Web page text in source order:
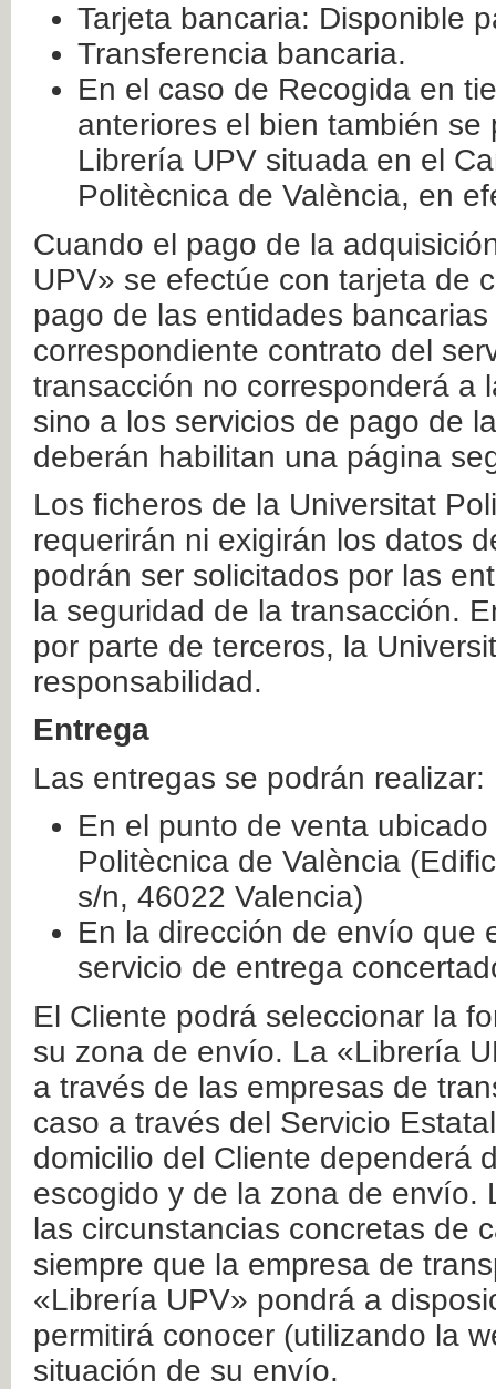
Tarjeta bancaria: Disponible
Transferencia bancaria.
En el caso de Recogida en
anteriores el bien también
Librería UPV situada en el
Politècnica de València, en
Cuando el pago de la
UPV» se efectúe con tarjeta de
pago de las entidades
correspondiente contrato del
transacción no corresponderá a
sino a los servicios de pago de
deberán habilitan una página
Los ficheros de la Universitat
requerirán ni exigirán los datos
podrán ser solicitados por las
la seguridad de la transacción.
por parte de terceros, la
responsabilidad.
Entrega
Las entregas se podrán realizar:
En el punto de venta
Politècnica de València
s/n, 46022 Valencia)
En la dirección de envío que
servicio de entrega
El Cliente podrá seleccionar la
su zona de envío. La «Librería
a través de las empresas de
caso a través del Servicio
domicilio del Cliente dependerá
escogido y de la zona de envío.
las circunstancias concretas de
siempre que la empresa de
«Librería UPV» pondrá a
permitirá conocer (utilizando la
situación de su envío.